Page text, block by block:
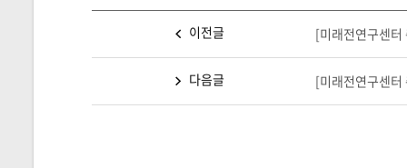
이전글 [미래전연구센터
다음글 [미래전연구센터